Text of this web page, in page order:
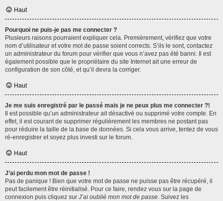
Haut
Pourquoi ne puis-je pas me connecter ?
Plusieurs raisons pourraient expliquer cela. Premièrement, vérifiez que votre
nom d’utilisateur et votre mot de passe soient corrects. S’ils le sont, contactez
un administrateur du forum pour vérifier que vous n’avez pas été banni. Il est
également possible que le propriétaire du site Internet ait une erreur de
configuration de son côté, et qu’il devra la corriger.
Haut
Je me suis enregistré par le passé mais je ne peux plus me connecter ?!
Il est possible qu’un administrateur ait désactivé ou supprimé votre compte. En
effet, il est courant de supprimer régulièrement les membres ne postant pas
pour réduire la taille de la base de données. Si cela vous arrive, tentez de vous
ré-enregistrer et soyez plus investi sur le forum.
Haut
J’ai perdu mon mot de passe !
Pas de panique ! Bien que votre mot de passe ne puisse pas être récupéré, il
peut facilement être réinitialisé. Pour ce faire, rendez vous sur la page de
connexion puis cliquez sur J’ai oublié mon mot de passe. Suivez les